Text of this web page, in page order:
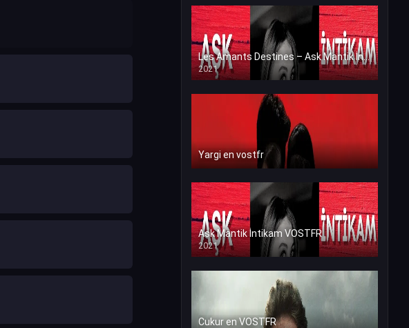
Les Amants Destines – Ask Mantik İntikam en VF (Voix Francaise)
2021
Yargi en vostfr
Ask Mantik İntikam VOSTFR
2021
Cukur en VOSTFR